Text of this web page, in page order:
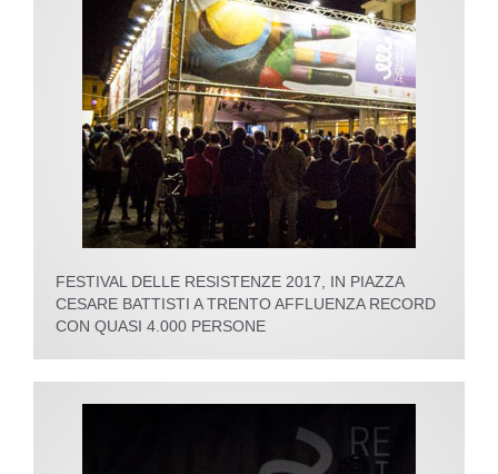
FESTIVAL DELLE RESISTENZE 2017, IN PIAZZA
CESARE BATTISTI A TRENTO AFFLUENZA RECORD
CON QUASI 4.000 PERSONE